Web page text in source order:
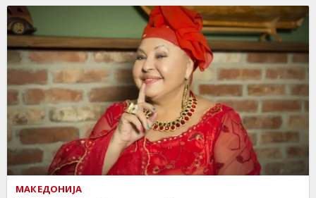
МАКЕДОНИЈА